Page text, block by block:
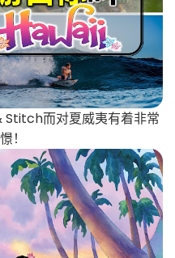
Stitch而对夏威夷有着非常
！